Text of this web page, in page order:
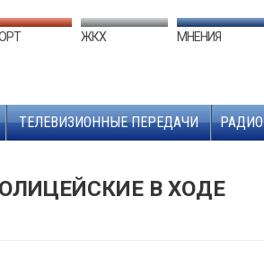
ЖКХ МНЕНИЯ
ТЕЛЕВИЗИОННЫЕ ПЕРЕДАЧИ РАДИО
В ХОДЕ